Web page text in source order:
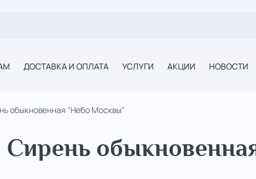
ДОСТАВКА И ОПЛАТА УСЛУГИ АКЦИИ НОВОСТИ
обыкновенная "Небо Москвы"
Сирень